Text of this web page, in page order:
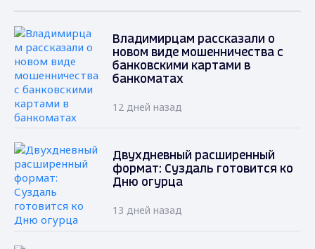
Владимирцам рассказали о
новом виде мошенничества с
банковскими картами в
банкоматах
12 дней назад
Двухдневный расширенный
формат: Суздаль готовится ко
Дню огурца
13 дней назад